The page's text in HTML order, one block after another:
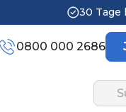
30 Tage
0800 000 2686